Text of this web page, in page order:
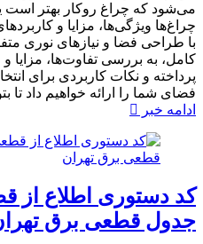
می‌شود که چراغ روکار بهتر است
چراغ‌ها ویژگی‌ها، مزایا و
با طراحی فضا و نیازهای نوری
کامل، به بررسی تفاوت‌ها، مزایا
پرداخته و نکات کاربردی برای
فضای شما را ارائه خواهیم داد تا
ادامه خبر
کد دستوری اطلاع از
جدول قطعی برق